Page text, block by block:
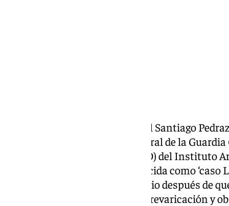
El juez de la Audiencia Nacional Santiago
investigados a la directora general de la
director adjunto operativo (DAO) del Instituto
marco de la investigación conocida como ‘caso
comparecer el próximo 16 de julio después de
indicios de posibles delitos de prevaricación y